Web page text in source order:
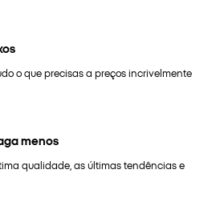
o que precisas a preços incrivelmente
menos
qualidade, as últimas tendências e